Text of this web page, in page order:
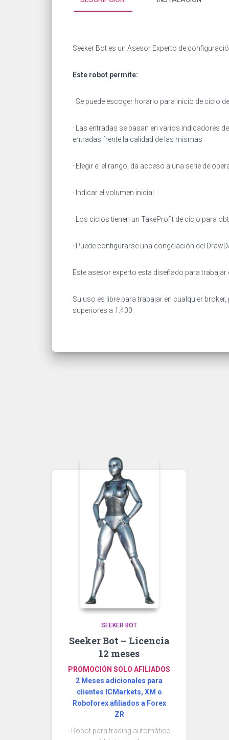
Seeker Bot es un Asesor Experto de
Este robot permite:
· Se puede escoger horario para inicio de ciclo
· Las entradas se basan en varios indicadores
entradas frente la calidad de las mismas
· Elegir el el rango, da acceso a una serie de
· Indicar el volumen inicial
· Los ciclos tienen un TakeProfit de ciclo para
· Puede configurarse una congelación del
Este asesor experto esta diseñado para trabajar
Su uso es libre para trabajar en cualquier
superiores a 1:400.
SEEKER BOT
Seeker Bot – Licencia
12 meses
PROMOCIÓN SOLO AFILIADOS
2 Meses adicionales para
clientes ICMarkets, XM o
Roboforex afiliados a Forex
ZR
· Robot para trading automático